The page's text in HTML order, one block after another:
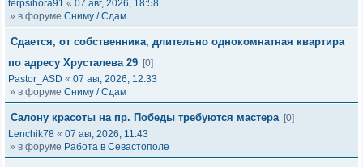
terpsihora91 « 07 авг, 2026, 18:58
» в форуме Сниму / Сдам
Сдается, от собственника, длительно однокомнатная квартира
по адресу Хрусталева 29 [0]
Pastor_ASD « 07 авг, 2026, 12:33
» в форуме Сниму / Сдам
Салону красоты на пр. Победы требуются мастера [0]
Lenchik78 « 07 авг, 2026, 11:43
» в форуме Работа в Севастополе